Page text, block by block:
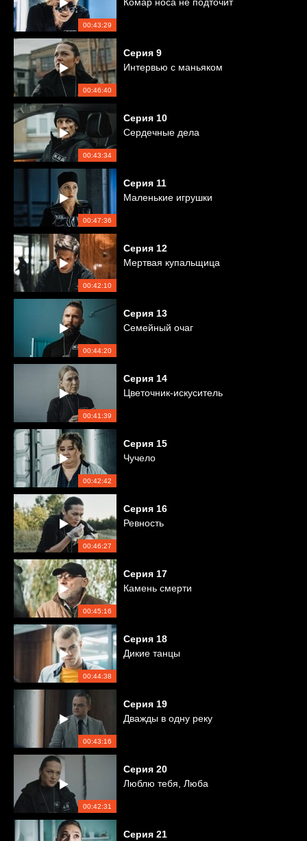
00:43:29
00:46:40
Серия 9
Интервью с маньяком
00:43:34
Серия 10
Сердечные дела
00:47:36
Серия 11
Маленькие игрушки
00:42:10
Серия 12
Мертвая купальщица
00:44:20
Серия 13
Семейный очаг
00:41:39
Серия 14
Цветочник-искуситель
00:42:42
Серия 15
Чучело
00:46:27
Серия 16
Ревность
00:45:16
Серия 17
Камень смерти
00:44:38
Серия 18
Дикие танцы
00:43:16
Серия 19
Дважды в одну реку
00:42:31
Серия 20
Люблю тебя, Люба
Серия 21